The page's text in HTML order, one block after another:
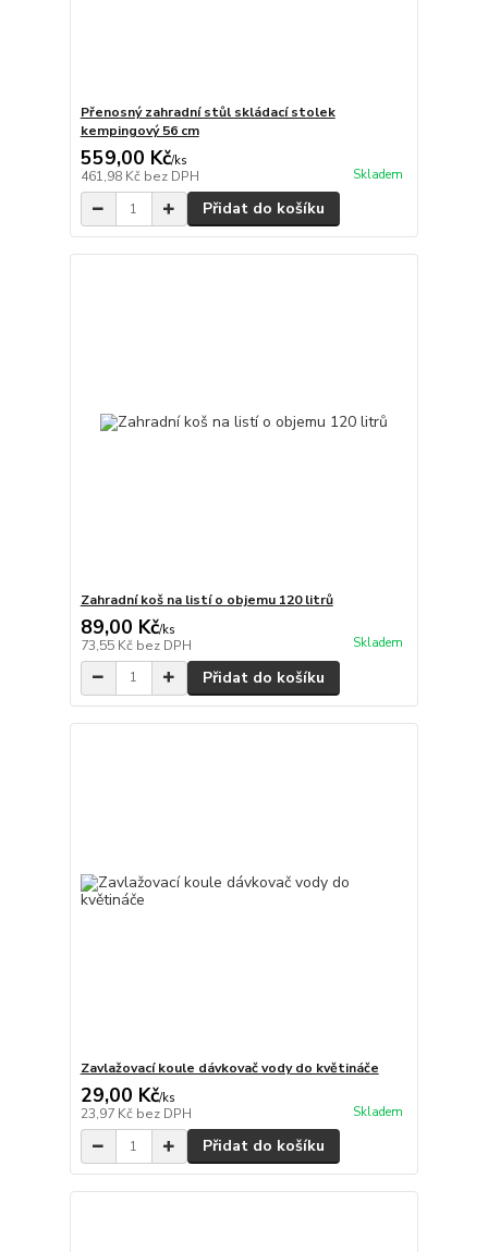
Přenosný zahradní stůl skládací stolek
kempingový 56 cm
559,00 Kč/ks
461,98 Kč bez DPH Skladem
Přidat do košíku
Zahradní koš na listí o objemu 120 litrů
89,00 Kč/ks
73,55 Kč bez DPH Skladem
Přidat do košíku
Zavlažovací koule dávkovač vody do květináče
29,00 Kč/ks
23,97 Kč bez DPH Skladem
Přidat do košíku